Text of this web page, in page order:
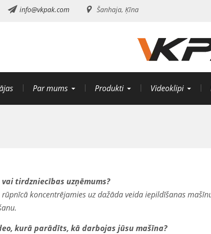
info@vkpak.com Šanhaja, Ķīna
Par mums Produkti Videoklipi
tirdzniecības uzņēmums?
rūpnīcā koncentrējamies uz dažāda veida iepildīšanas
kurā parādīts, kā darbojas jūsu mašīna?